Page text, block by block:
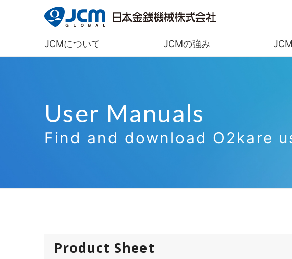
User Manuals
User Manuals
User Manuals
Find and download O2kare
Product Sheet
主な事業内容
ガバナンス
アクセス
ニュース
JCMについて
技術 グローバル
JCMの強み
ゲーミング市場 金融・流通・交通市場
市場で探す 機能で探す
経営方針
中期経営計画
業績・財務情報
主要財務指標